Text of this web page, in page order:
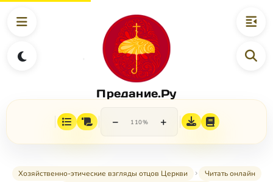
Предание.Ру
− 110% +
Хозяйственно-этические взгляды отцов Церкви
Читать онлайн